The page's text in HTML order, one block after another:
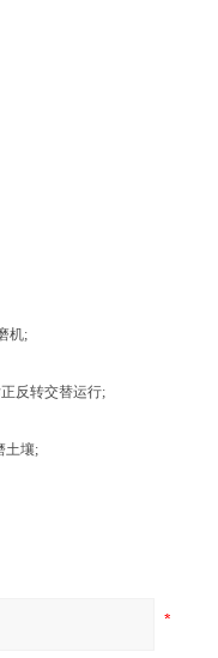
研磨机;
反转交替运行;
土壤;